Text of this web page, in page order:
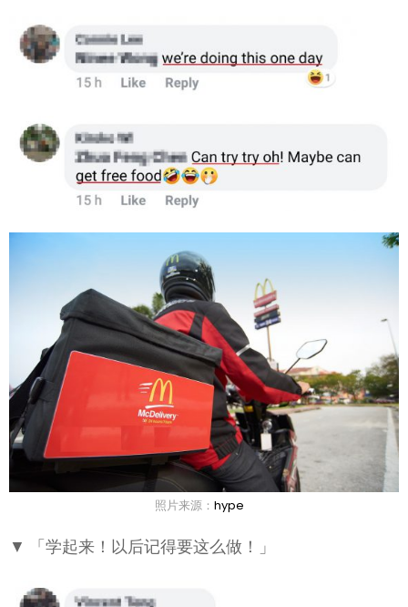
照片来源： hype
▼ 「学起来！以后记得要这么做！」